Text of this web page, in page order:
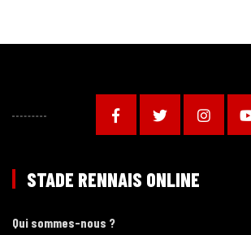
STADE RENNAIS ONLINE
Qui sommes-nous ?